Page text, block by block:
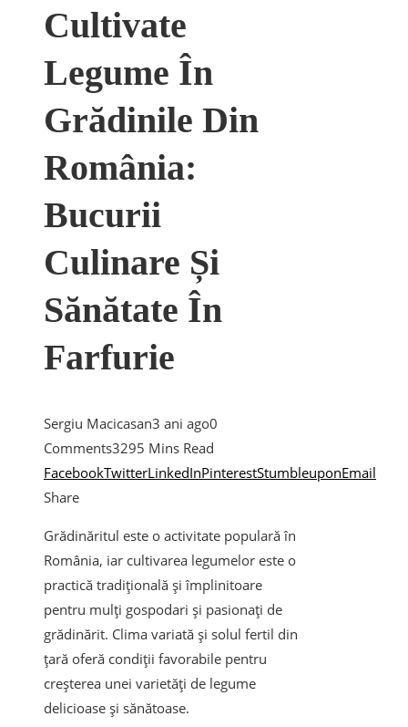
Cultivate
Legume În
Grădinile Din
România:
Bucurii
Culinare Și
Sănătate În
Farfurie
Sergiu Macicasan3 ani ago0
Comments3295 Mins Read
FacebookTwitterLinkedInPinterestStumbleuponEmail
Share
Grădinăritul este o activitate populară în
România, iar cultivarea legumelor este o
practică tradițională și împlinitoare
pentru mulți gospodari și pasionați de
grădinărit. Clima variată și solul fertil din
țară oferă condiții favorabile pentru
creșterea unei varietăți de legume
delicioase și sănătoase.